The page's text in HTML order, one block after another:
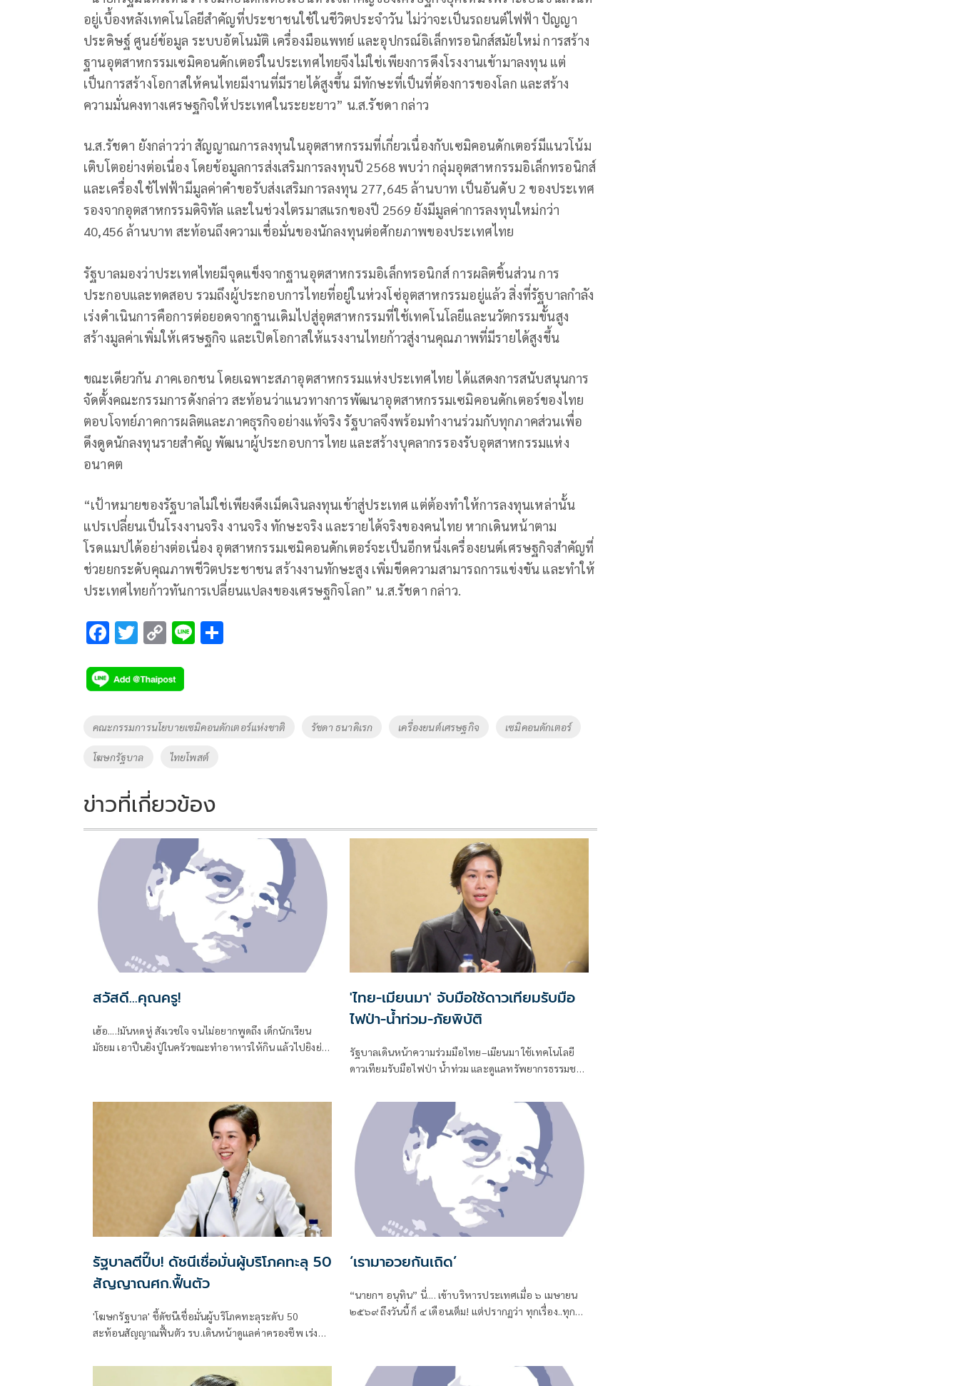
อยู่เบื้องหลังเทคโนโลยีสำคัญที่ประชาชนใช้ในชีวิตประจำวัน ไม่ว่าจะเป็นรถยนต์ไฟฟ้า ปัญญา
ประดิษฐ์ ศูนย์ข้อมูล ระบบอัตโนมัติ เครื่องมือแพทย์ และอุปกรณ์อิเล็กทรอนิกส์สมัยใหม่ การสร้าง
ฐานอุตสาหกรรมเซมิคอนดักเตอร์ในประเทศไทยจึงไม่ใช่เพียงการดึงโรงงานเข้ามาลงทุน แต่
เป็นการสร้างโอกาสให้คนไทยมีงานที่มีรายได้สูงขึ้น มีทักษะที่เป็นที่ต้องการของโลก และสร้าง
ความมั่นคงทางเศรษฐกิจให้ประเทศในระยะยาว” น.ส.รัชดา กล่าว
น.ส.รัชดา ยังกล่าวว่า สัญญาณการลงทุนในอุตสาหกรรมที่เกี่ยวเนื่องกับเซมิคอนดักเตอร์มีแนวโน้ม
เติบโตอย่างต่อเนื่อง โดยข้อมูลการส่งเสริมการลงทุนปี 2568 พบว่า กลุ่มอุตสาหกรรมอิเล็กทรอนิกส์
และเครื่องใช้ไฟฟ้ามีมูลค่าคำขอรับส่งเสริมการลงทุน 277,645 ล้านบาท เป็นอันดับ 2 ของประเทศ
รองจากอุตสาหกรรมดิจิทัล และในช่วงไตรมาสแรกของปี 2569 ยังมีมูลค่าการลงทุนใหม่กว่า
40,456 ล้านบาท สะท้อนถึงความเชื่อมั่นของนักลงทุนต่อศักยภาพของประเทศไทย
รัฐบาลมองว่าประเทศไทยมีจุดแข็งจากฐานอุตสาหกรรมอิเล็กทรอนิกส์ การผลิตชิ้นส่วน การ
ประกอบและทดสอบ รวมถึงผู้ประกอบการไทยที่อยู่ในห่วงโซ่อุตสาหกรรมอยู่แล้ว สิ่งที่รัฐบาลกำลัง
เร่งดำเนินการคือการต่อยอดจากฐานเดิมไปสู่อุตสาหกรรมที่ใช้เทคโนโลยีและนวัตกรรมขั้นสูง
สร้างมูลค่าเพิ่มให้เศรษฐกิจ และเปิดโอกาสให้แรงงานไทยก้าวสู่งานคุณภาพที่มีรายได้สูงขึ้น
ขณะเดียวกัน ภาคเอกชน โดยเฉพาะสภาอุตสาหกรรมแห่งประเทศไทย ได้แสดงการสนับสนุนการ
จัดตั้งคณะกรรมการดังกล่าว สะท้อนว่าแนวทางการพัฒนาอุตสาหกรรมเซมิคอนดักเตอร์ของไทย
ตอบโจทย์ภาคการผลิตและภาคธุรกิจอย่างแท้จริง รัฐบาลจึงพร้อมทำงานร่วมกับทุกภาคส่วนเพื่อ
ดึงดูดนักลงทุนรายสำคัญ พัฒนาผู้ประกอบการไทย และสร้างบุคลากรรองรับอุตสาหกรรมแห่ง
อนาคต
“เป้าหมายของรัฐบาลไม่ใช่เพียงดึงเม็ดเงินลงทุนเข้าสู่ประเทศ แต่ต้องทำให้การลงทุนเหล่านั้น
แปรเปลี่ยนเป็นโรงงานจริง งานจริง ทักษะจริง และรายได้จริงของคนไทย หากเดินหน้าตาม
โรดแมปได้อย่างต่อเนื่อง อุตสาหกรรมเซมิคอนดักเตอร์จะเป็นอีกหนึ่งเครื่องยนต์เศรษฐกิจสำคัญที่
ช่วยยกระดับคุณภาพชีวิตประชาชน สร้างงานทักษะสูง เพิ่มขีดความสามารถการแข่งขัน และทำให้
ประเทศไทยก้าวทันการเปลี่ยนแปลงของเศรษฐกิจโลก” น.ส.รัชดา กล่าว.
F
e
b
o
o
k
T
tt
er
C
p
y
Li
n
k
Li
Tags
คณะกรรมการนโยบายเซมิคอนดักเตอร์แห่งชาติ รัชดา ธนาดิเรก เครื่องยนต์เศรษฐกิจ เซมิคอนดักเตอร์
โฆษกรัฐบาล ไทยโพสต์
ข่าวที่เกี่ยวข้อง
สวัสดี...คุณครู!
เฮ้อ....!มันหดหู่ สังเวชใจ จนไม่อยากพูดถึง เด็กนักเรียน
มัธยม เอาปืนยิงปู่ในครัวขณะทำอาหารให้กิน แล้วไปยิงย่า
'ไทย-เมียนมา' จับมือใช้ดาวเทียมรับมือ
ไฟป่า-น้ำท่วม-ภัยพิบัติ
รัฐบาลเดินหน้าความร่วมมือไทย–เมียนมา ใช้เทคโนโลยี
ดาวเทียมรับมือไฟป่า น้ำท่วม และดูแลทรัพยากรธรรมชาติ
รัฐบาลตีปี๊บ! ดัชนีเชื่อมั่นผู้บริโภคทะลุ 50
สัญญาณศก.ฟื้นตัว
'โฆษกรัฐบาล' ชี้ดัชนีเชื่อมั่นผู้บริโภคทะลุระดับ 50
สะท้อนสัญญาณฟื้นตัว รบ.เดินหน้าดูแลค่าครองชีพ เร่งส่ง
‘เรามาอวยกันเถิด’
“นายกฯ อนุทิน” นี่.... เข้าบริหารประเทศเมื่อ ๖ เมษายน
๒๕๖๙ ถึงวันนี้ ก็ ๔ เดือนเต็ม! แต่ปรากฏว่า ทุกเรื่อง..ทุก